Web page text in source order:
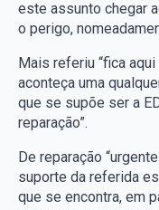
este assunto chegar
o perigo,
Mais referiu “fica
aconteça uma
que se supõe ser a
reparação”.
De reparação
suporte da referida
que se encontra, em